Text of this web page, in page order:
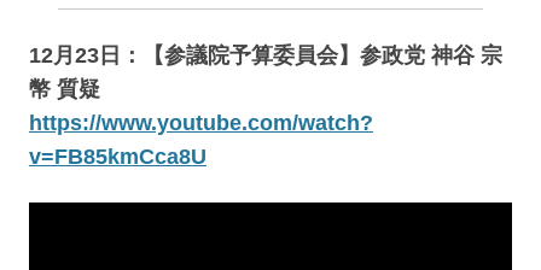
12月23日：【参議院予算委員会】参政党 神谷 宗
幣 質疑
https://www.youtube.com/watch?
v=FB85kmCca8U